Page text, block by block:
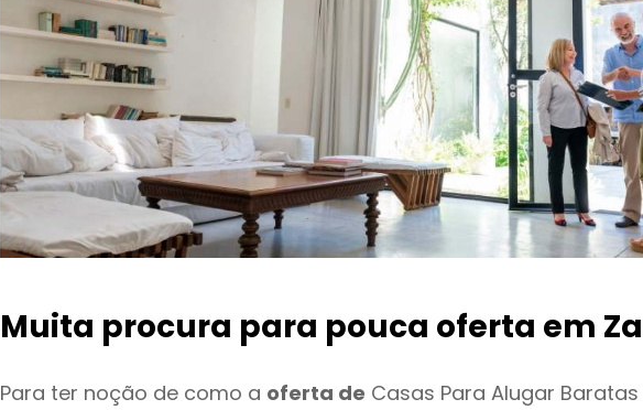
Muita procura para pouca oferta em
Para ter noção de como a oferta de Casas Para Alugar